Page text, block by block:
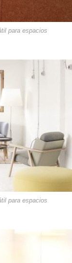
para espacios
para espacios